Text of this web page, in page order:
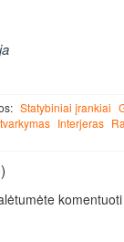
Statybiniai įrankiai
Interjeras
komentuoti